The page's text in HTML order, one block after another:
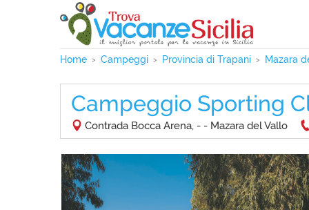
Home Campeggi Provincia di Trapani Mazara
Campeggio Sporting
Contrada Bocca Arena, - - Mazara del Vallo